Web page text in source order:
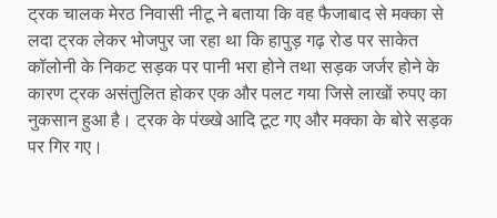
ट्रक चालक मेरठ निवासी नीटू ने बताया कि वह फैजाबाद से मक्का से
लदा ट्रक लेकर भोजपुर जा रहा था कि हापुड़ गढ़ रोड पर साकेत
कॉलोनी के निकट सड़क पर पानी भरा होने तथा सड़क जर्जर होने के
कारण ट्रक असंतुलित होकर एक और पलट गया जिसे लाखों रुपए का
नुकसान हुआ है। ट्रक के पंख्खे आदि टूट गए और मक्का के बोरे सड़क
पर गिर गए।